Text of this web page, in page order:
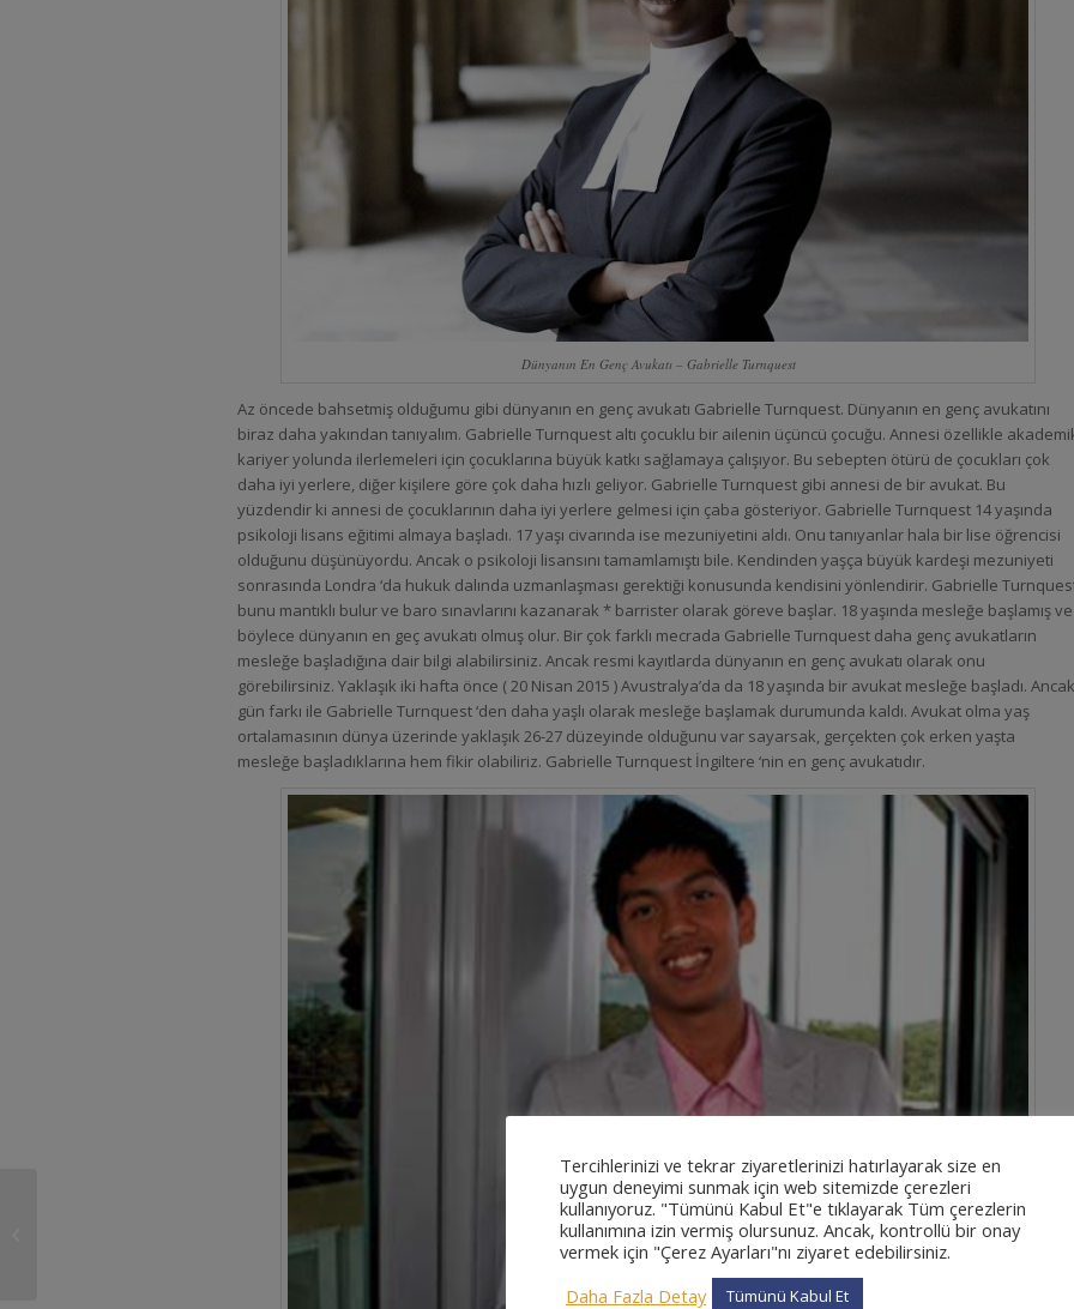
Dünyanın En Genç Avukatı – Gabrielle Turnquest
Az öncede bahsetmiş olduğumu gibi dünyanın en genç avukatı Gabrielle Turnquest. Dünyanın en genç avukatını
biraz daha yakından tanıyalım. Gabrielle Turnquest altı çocuklu bir ailenin üçüncü çocuğu. Annesi özellikle
kariyer yolunda ilerlemeleri için çocuklarına büyük katkı sağlamaya çalışıyor. Bu sebepten ötürü de çocukları çok
daha iyi yerlere, diğer kişilere göre çok daha hızlı geliyor. Gabrielle Turnquest gibi annesi de bir avukat. Bu
yüzdendir ki annesi de çocuklarının daha iyi yerlere gelmesi için çaba gösteriyor. Gabrielle Turnquest 14 yaşında
psikoloji lisans eğitimi almaya başladı. 17 yaşı civarında ise mezuniyetini aldı. Onu tanıyanlar hala bir lise öğrencisi
olduğunu düşünüyordu. Ancak o psikoloji lisansını tamamlamıştı bile. Kendinden yaşça büyük kardeşi mezuniyeti
sonrasında Londra ‘da hukuk dalında uzmanlaşması gerektiği konusunda kendisini yönlendirir. Gabrielle
bunu mantıklı bulur ve baro sınavlarını kazanarak * barrister olarak göreve başlar. 18 yaşında mesleğe başlamış ve
böylece dünyanın en geç avukatı olmuş olur. Bir çok farklı mecrada Gabrielle Turnquest daha genç avukatların
mesleğe başladığına dair bilgi alabilirsiniz. Ancak resmi kayıtlarda dünyanın en genç avukatı olarak onu
görebilirsiniz. Yaklaşık iki hafta önce ( 20 Nisan 2015 ) Avustralya’da da 18 yaşında bir avukat mesleğe başladı. Ancak
gün farkı ile Gabrielle Turnquest ‘den daha yaşlı olarak mesleğe başlamak durumunda kaldı. Avukat olma yaş
ortalamasının dünya üzerinde yaklaşık 26-27 düzeyinde olduğunu var sayarsak, gerçekten çok erken yaşta
mesleğe başladıklarına hem fikir olabiliriz. Gabrielle Turnquest İngiltere ‘nin en genç avukatıdır.
Tercihlerinizi ve tekrar ziyaretlerinizi hatırlayarak size en
uygun deneyimi sunmak için web sitemizde çerezleri
kullanıyoruz. "Tümünü Kabul Et"e tıklayarak Tüm çerezlerin
kullanımına izin vermiş olursunuz. Ancak, kontrollü bir onay
vermek için "Çerez Ayarları"nı ziyaret edebilirsiniz.
Daha Fazla Detay
Tümünü Kabul Et